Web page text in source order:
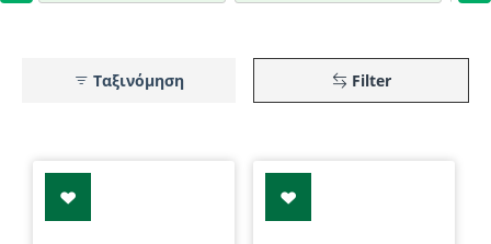
Filter
Ταξινόμηση